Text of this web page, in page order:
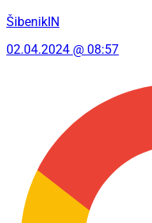
ŠibenikIN
02.04.2024 @ 08:57